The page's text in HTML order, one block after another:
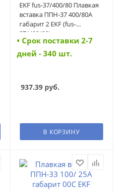
EKF fus-37/400/80 Плавкая
вставка ППН-37 400/80А
габарит 2 EKF (fus-
37/400/80)
• Cрок поставки 2-7
дней - 340 шт.
937.39руб.
В КОРЗИНУ